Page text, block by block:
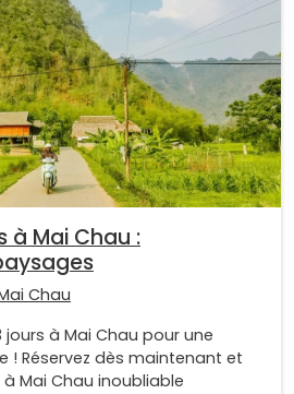
à Mai Chau :
Chau
jours à Mai Chau pour une
! Réservez dès maintenant et
Mai Chau inoubliable